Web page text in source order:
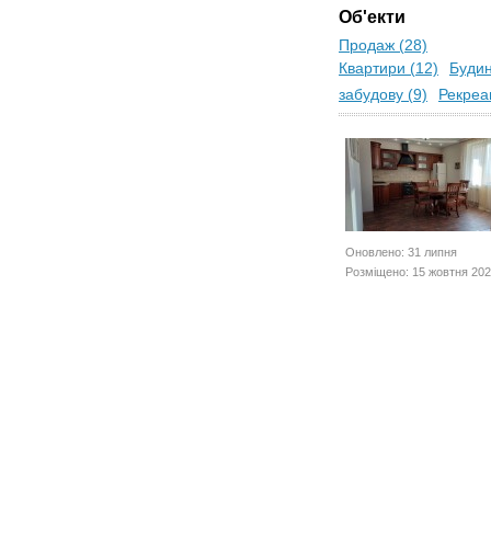
Об'екти
Продаж (28)
Квартири (12)
забудову (9)
Оновлено: 31 липня
Розміщено: 15 жовтня